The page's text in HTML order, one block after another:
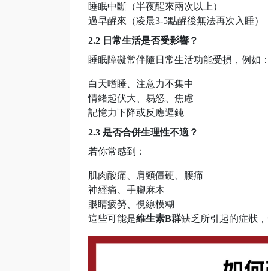
睡眠中斷（半夜醒來兩次以上）
過早醒來（凌晨3-5點醒後無法再次入睡）
2.2 日常生活是否受影響？
睡眠障礙常伴隨日常生活功能受損，例如：
白天嗜睡、注意力不集中
情緒起伏大、易怒、焦慮
記憶力下降或反應遲鈍
2.3 是否合併生理性不適？
若你常感到：
肌肉酸痛、肩頸僵硬、腰痛
神經痛、手腳麻木
眼睛疲勞、視線模糊
這些可能是維生素B群缺乏所引起的症狀